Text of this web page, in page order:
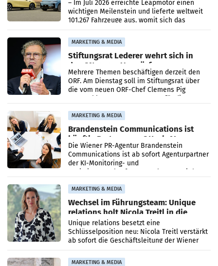
– Im Juli 2026 erreichte Leapmotor einen
wichtigen Meilenstein und lieferte weltweit
101.267 Fahrzeuge aus, womit sich das
Ergebnis gegenüber Juli 2025 mehr als
verdoppelte (+102
MARKETING & MEDIA
Stiftungsrat Lederer wehrt sich in
den SN gegen Vorwürfe
Mehrere Themen beschäftigen derzeit den
ORF. Am Dienstag soll im Stiftungsrat über
die vom neuen ORF-Chef Clemens Pig
vorgeschlagenen Besetzungen für die
MARKETING & MEDIA
Brandenstein Communications ist
künftig Partner von OtterlyAI
Die Wiener PR-Agentur Brandenstein
Communications ist ab sofort Agenturpartner
der KI-Monitoring- und
Optimierungsplattform OtterlyAI. Damit baut
MARKETING & MEDIA
Wechsel im Führungsteam: Unique
relations holt Nicola Treitl in die
Geschäftsleitung
Unique relations besetzt eine
Schlüsselposition neu: Nicola Treitl verstärkt
ab sofort die Geschäftsleitung der Wiener
PR-Agentur an der Seite von Josef Kalina und
Anna Kalina-Mahr.
MARKETING & MEDIA